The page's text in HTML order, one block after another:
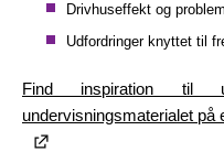
Drivhuseffekt og
Udfordringer knyttet til
Find inspiration til
undervisningsmaterialet på